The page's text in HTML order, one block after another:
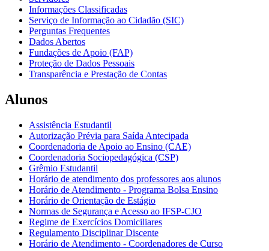
Informações Classificadas
Serviço de Informação ao Cidadão (SIC)
Perguntas Frequentes
Dados Abertos
Fundações de Apoio (FAP)
Proteção de Dados Pessoais
Transparência e Prestação de Contas
Alunos
Assistência Estudantil
Autorização Prévia para Saída Antecipada
Coordenadoria de Apoio ao Ensino (CAE)
Coordenadoria Sociopedagógica (CSP)
Grêmio Estudantil
Horário de atendimento dos professores aos alunos
Horário de Atendimento - Programa Bolsa Ensino
Horário de Orientação de Estágio
Normas de Segurança e Acesso ao IFSP-CJO
Regime de Exercícios Domiciliares
Regulamento Disciplinar Discente
Horário de Atendimento - Coordenadores de Curso